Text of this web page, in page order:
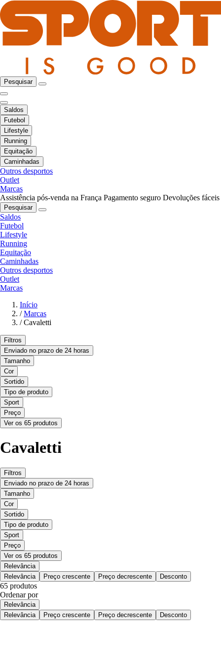
Pesquisar
Saldos
Futebol
Lifestyle
Running
Equitação
Caminhadas
Outros desportos
Outlet
Marcas
Assistência pós-venda na França Pagamento seguro Devoluções fáceis
Pesquisar
Saldos
Futebol
Lifestyle
Running
Equitação
Caminhadas
Outros desportos
Outlet
Marcas
Início
/ Marcas
/ Cavaletti
Filtros
Enviado no prazo de 24 horas
Tamanho
Cor
Sortido
Tipo de produto
Sport
Preço
Ver os 65 produtos
Cavaletti
Filtros
Enviado no prazo de 24 horas
Tamanho
Cor
Sortido
Tipo de produto
Sport
Preço
Ver os 65 produtos
Relevância
Relevância
Preço crescente Preço decrescente Desconto
65 produtos
Ordenar por
Relevância
Relevância
Preço crescente Preço decrescente Desconto